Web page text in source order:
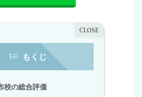
もくじ
校の総合評価